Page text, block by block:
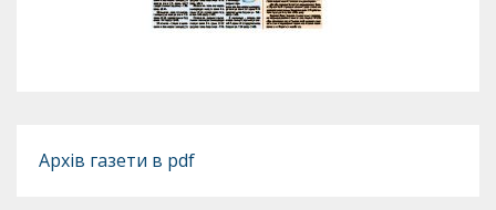
Архів газети в pdf